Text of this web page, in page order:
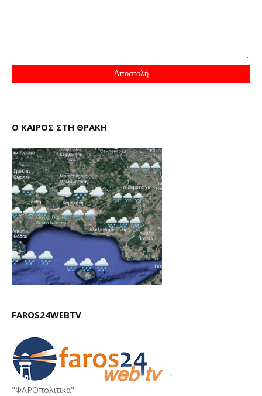
Ο ΚΑΙΡΟΣ ΣΤΗ ΘΡΑΚΗ
FAROS24WEBTV
"ΦΑΡΟπολιτικα"